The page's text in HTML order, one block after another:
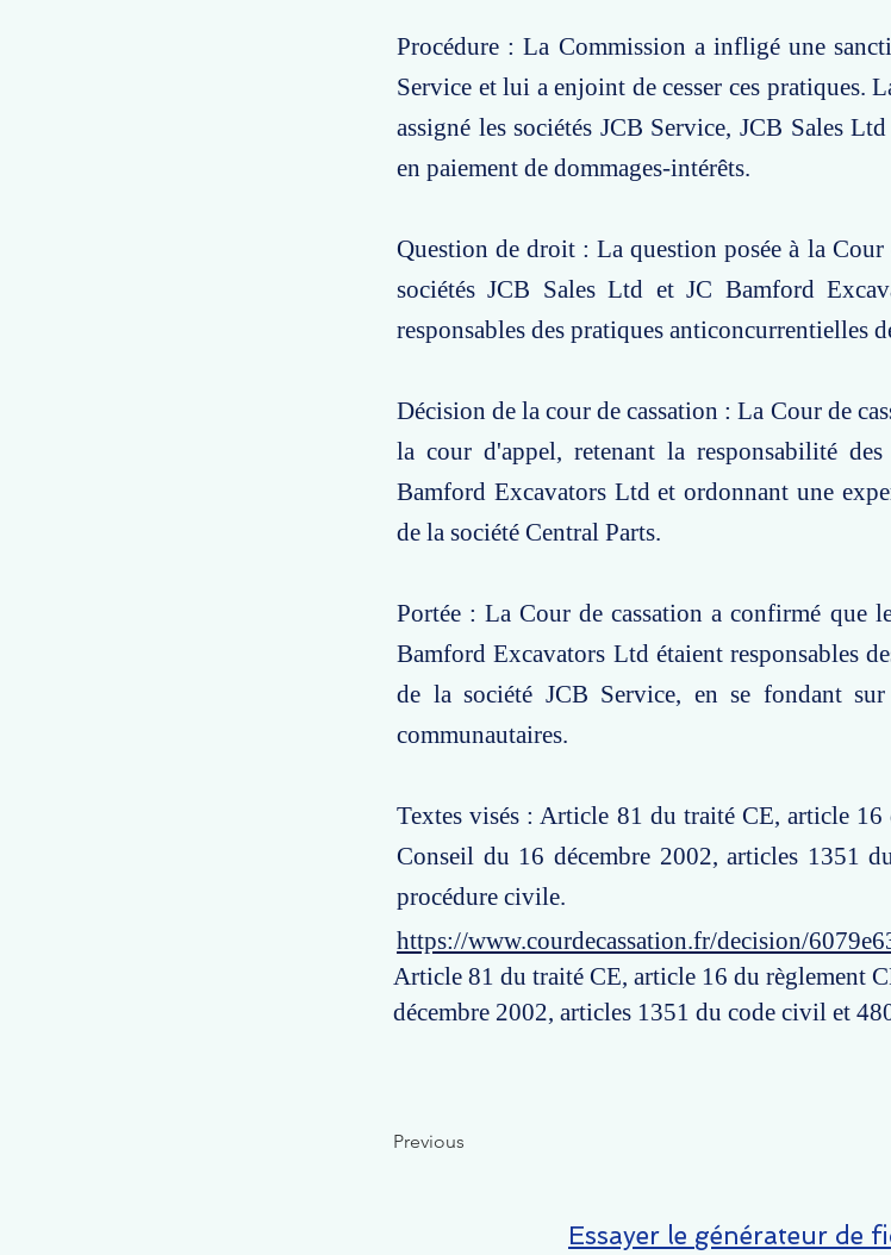
Procédure : La Commission a infligé une
Service et lui a enjoint de cesser ces pratiques.
assigné les sociétés JCB Service, JCB Sales
en paiement de dommages-intérêts.
Question de droit : La question posée à la Cour
sociétés JCB Sales Ltd et JC Bamford
responsables des pratiques anticoncurrentielles
Décision de la cour de cassation : La Cour de
la cour d'appel, retenant la responsabilité
Bamford Excavators Ltd et ordonnant une
de la société Central Parts.
Portée : La Cour de cassation a confirmé que
Bamford Excavators Ltd étaient responsables
de la société JCB Service, en se fondant
communautaires.
Textes visés : Article 81 du traité CE, article
Conseil du 16 décembre 2002, articles 1351
procédure civile.
https://www.courdecassation.fr/decision/
Article 81 du traité CE, article 16 du règlement
décembre 2002, articles 1351 du code civil et
Previous
Essayer le générateur de